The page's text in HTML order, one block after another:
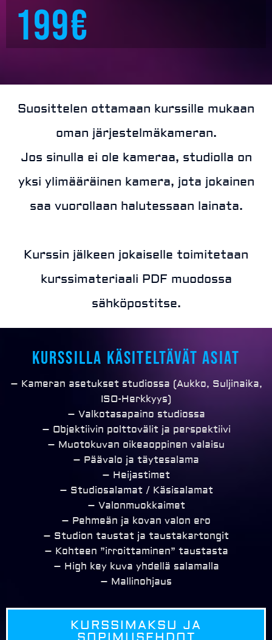
199€
Kurssilla käsiteltävät asiat
– Kameran asetukset studiossa (Aukko, Suljinaika,
ISO-Herkkyys)
– Valkotasapaino studiossa
– Objektiivin polttovälit ja perspektiivi
– Muotokuvan oikeaoppinen valaisu
– Päävalo ja täytesalama
– Heijastimet
– Studiosalamat / Käsisalamat
– Valonmuokkaimet
– Pehmeän ja kovan valon ero
– Studion taustat ja taustakartongit
– Kohteen ”irroittaminen” taustasta
– High key kuva yhdellä salamalla
– Mallinohjaus
Suosittelen ottamaan kurssille mukaan
oman järjestelmäkameran.
Jos sinulla ei ole kameraa, studiolla on
yksi ylimääräinen kamera, jota jokainen
saa vuorollaan halutessaan lainata.
Kurssin jälkeen jokaiselle toimitetaan
kurssimateriaali PDF muodossa
sähköpostitse.
KURSSIMAKSU JA